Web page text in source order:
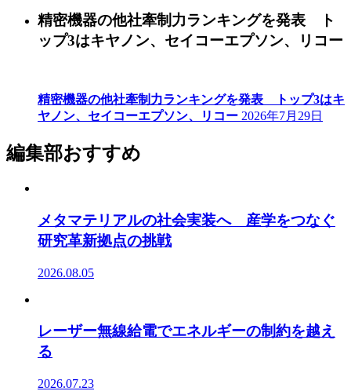
精密機器の他社牽制力ランキングを発表 ト
ップ3はキヤノン、セイコーエプソン、リコー
精密機器の他社牽制力ランキングを発表 トップ3はキ
ヤノン、セイコーエプソン、リコー 2026年7月29日
編集部おすすめ
メタマテリアルの社会実装へ 産学をつなぐ
研究革新拠点の挑戦
2026.08.05
レーザー無線給電でエネルギーの制約を越え
る
2026.07.23